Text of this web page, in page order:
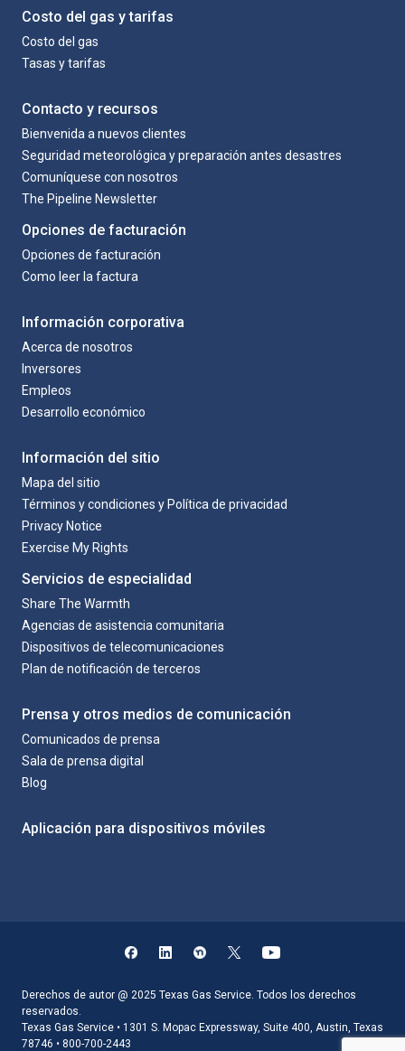
Costo del gas y tarifas
Costo del gas
Tasas y tarifas
Contacto y recursos
Bienvenida a nuevos clientes
Seguridad meteorológica y preparación antes desastres
Comuníquese con nosotros
The Pipeline Newsletter
Opciones de facturación
Opciones de facturación
Como leer la factura
Información corporativa
Acerca de nosotros
Inversores
Empleos
Desarrollo económico
Información del sitio
Mapa del sitio
Términos y condiciones y Política de privacidad
Privacy Notice
Exercise My Rights
Servicios de especialidad
Share The Warmth
Agencias de asistencia comunitaria
Dispositivos de telecomunicaciones
Plan de notificación de terceros
Prensa y otros medios de comunicación
Comunicados de prensa
Sala de prensa digital
Blog
Aplicación para dispositivos móviles
Derechos de autor @ 2025 Texas Gas Service. Todos los derechos
reservados.
Texas Gas Service • 1301 S. Mopac Expressway, Suite 400, Austin, Texas
78746 • 800-700-2443